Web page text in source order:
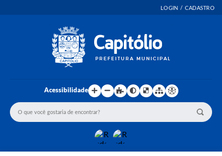
LOGIN / CADASTRO
Acessibilidade